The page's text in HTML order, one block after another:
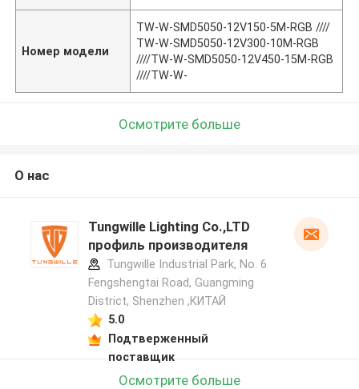
Номер модели
TW-W-SMD5050-12V150-5M-RGB ////
TW-W-SMD5050-12V300-10M-RGB
////TW-W-SMD5050-12V450-15M-RGB
////TW-W-
Осмотрите больше
О нас
Tungwille Lighting Co.,LTD
профиль производителя
Tungwille Industrial Park, No. 6
Fengshengtai Road, Guangming
District, Shenzhen ,КИТАЙ
5.0
Подтверженный
поставщик
Осмотрите больше